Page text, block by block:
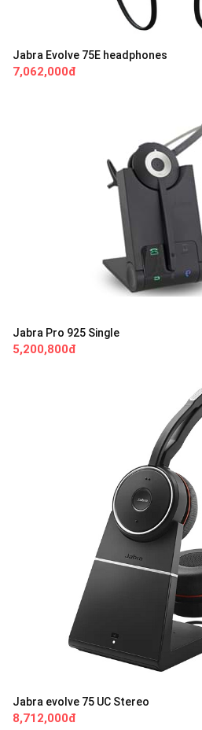
Jabra Evolve 75E headphones
7,062,000đ
Jabra Pro 925 Single
5,200,800đ
Jabra evolve 75 UC Stereo
8,712,000đ